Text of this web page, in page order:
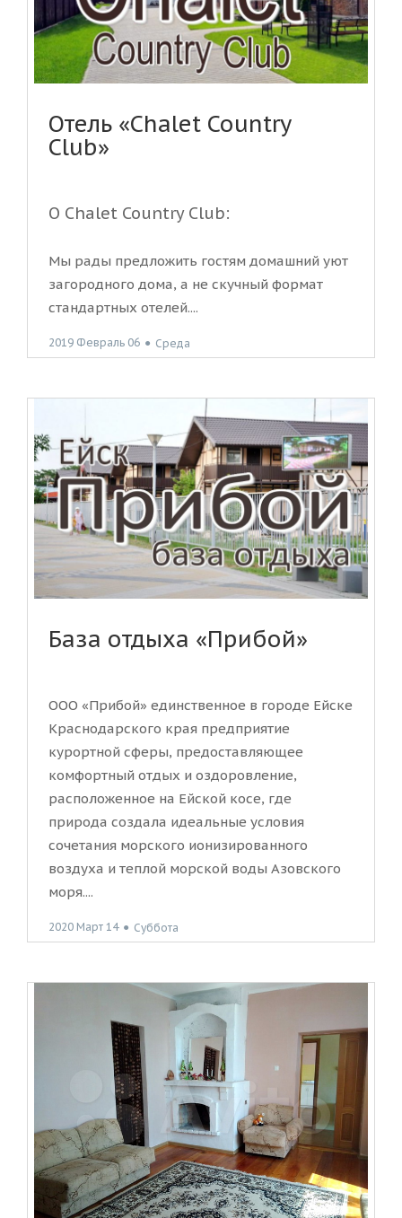
Отель «Chalet Country
Club»
O Chalet Country Club:
Мы рады предложить гостям домашний уют
загородного дома, а не скучный формат
стандартных отелей....
2019 Февраль 06 ● Среда
База отдыха «Прибой»
ООО «Прибой» единственное в городе Ейске
Краснодарского края предприятие
курортной сферы, предоставляющее
комфортный отдых и оздоровление,
расположенное на Ейской косе, где
природа создала идеальные условия
сочетания морского ионизированного
воздуха и теплой морской воды Азовского
моря....
2020 Март 14 ● Суббота